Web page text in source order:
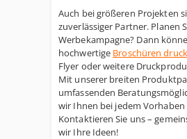
Auch bei größeren Projekten
zuverlässiger Partner. Planen
Werbekampagne? Dann
hochwertige Broschüren
Flyer oder weitere
Mit unserer breiten
umfassenden
wir Ihnen bei jedem Vorhaben
Kontaktieren Sie uns –
wir Ihre Ideen!